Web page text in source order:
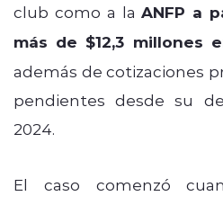
club como a laANFP a
más de $12,3 millones
además de cotizaciones
pendientes desde su
2024.
El caso comenzó